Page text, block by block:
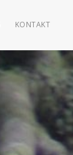
KONTAKT